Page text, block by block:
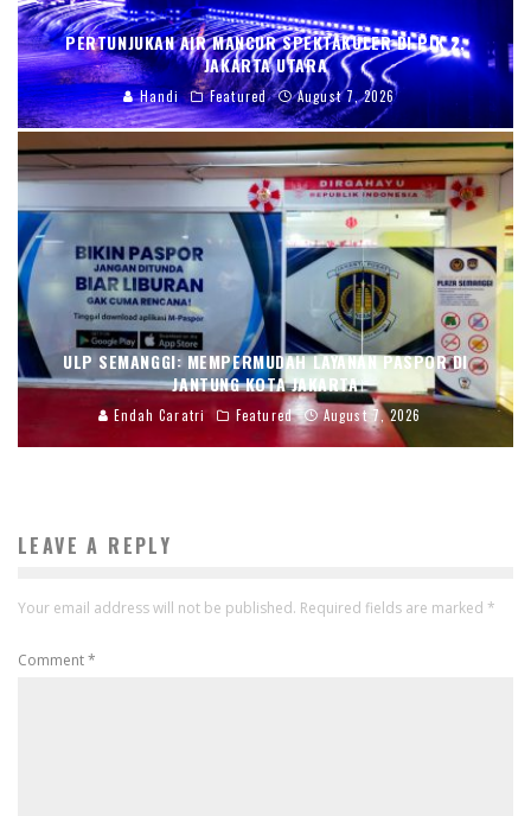
PERTUNJUKAN AIR MANCUR SPEKTAKULER DI PIK 2,
JAKARTA UTARA
Handi Featured August 7, 2026
ULP SEMANGGI: MEMPERMUDAH LAYANAN PASPOR DI
JANTUNG KOTA JAKARTA
Endah Caratri Featured August 7, 2026
LEAVE A REPLY
Your email address will not be published. Required fields are marked *
Comment*